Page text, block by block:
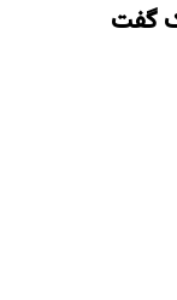
گفت